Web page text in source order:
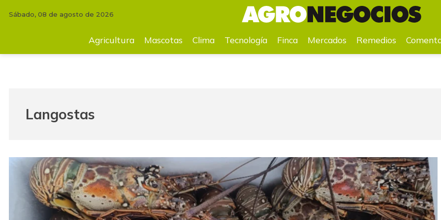
Mascotas Clima Tecnología Mercados Remedios Comentarios Agenda
Sábado, 08 de agosto de 2026
Agricultura Mascotas Clima Tecnología Finca Mercados Remedios
Langostas